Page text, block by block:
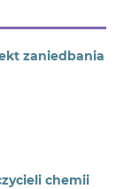
zaniedbania
chemii